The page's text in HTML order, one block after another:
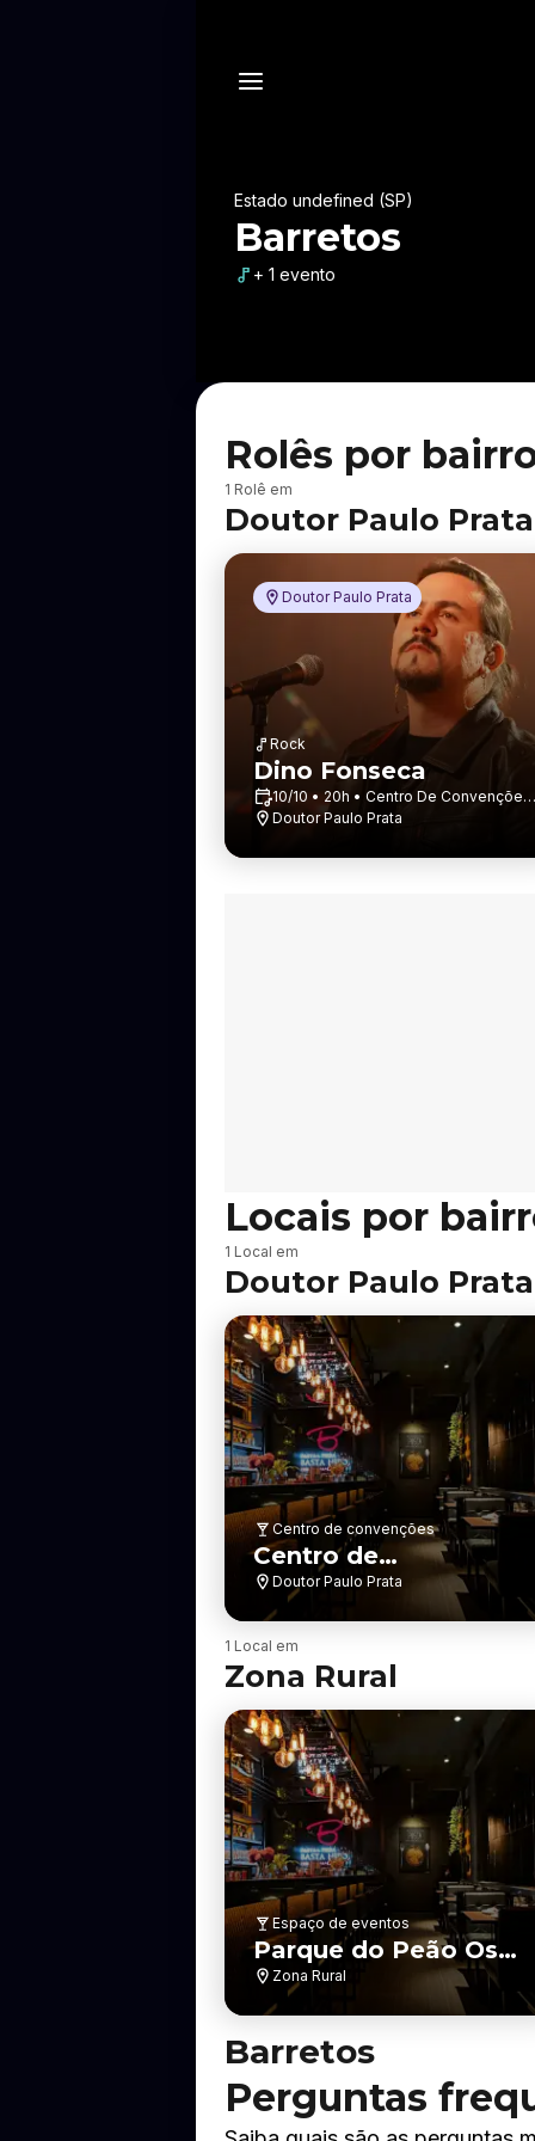
Estado undefined (SP)
Barretos
+ 1 evento
Rolês por
B
a
i
r
1 Rolê em
Doutor Paulo Prata
Doutor Paulo Prata
Rock
Dino Fonseca
10/10 • 20h • Centro De Convenções
Dr. Paulo Prata
Doutor Paulo Prata
Locais por
B
a
i
r
o
1 Local em
Doutor Paulo Prata
Centro de convenções
Centro de
Convenções Dr. Paulo
Prata
Doutor Paulo Prata
B
a
i
r
o
1 Local em
Zona Rural
Espaço de eventos
Parque do Peão Os
Independentes
Zona Rural
Barretos
Perguntas